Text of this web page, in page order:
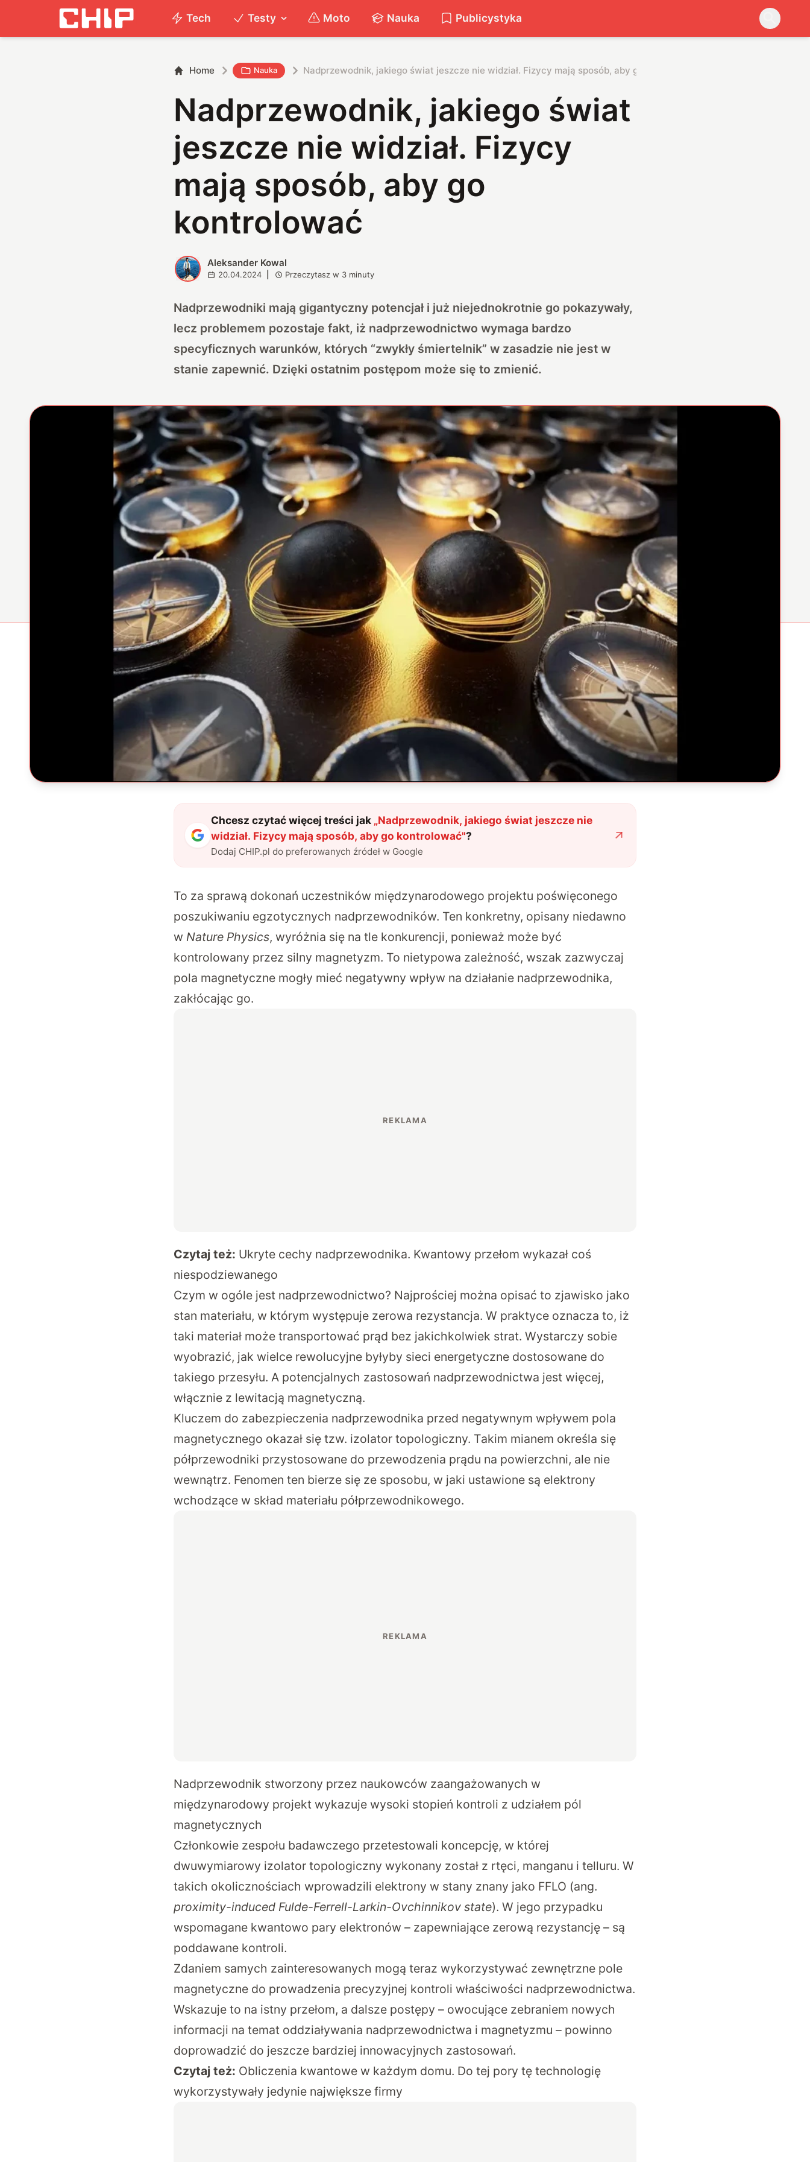
Tech Testy Moto Nauka Publicystyka
Home Nauka Nadprzewodnik, jakiego świat jeszcze nie widział. Fizycy mają sposób, aby go kontrolować
Nadprzewodnik, jakiego świat
jeszcze nie widział. Fizycy
mają sposób, aby go
kontrolować
A Aleksander Kowal
20.04.2024 Przeczytasz w 3 minuty
Nadprzewodniki mają gigantyczny potencjał i już niejednokrotnie go pokazywały,
lecz problemem pozostaje fakt, iż nadprzewodnictwo wymaga bardzo
specyficznych warunków, których “zwykły śmiertelnik” w zasadzie nie jest w
stanie zapewnić. Dzięki ostatnim postępom może się to zmienić.
Chcesz czytać więcej treści jak „Nadprzewodnik, jakiego świat jeszcze nie
widział. Fizycy mają sposób, aby go kontrolować"?
Dodaj CHIP.pl do preferowanych źródeł w Google
To za sprawą dokonań uczestników międzynarodowego projektu poświęconego
poszukiwaniu egzotycznych nadprzewodników. Ten konkretny, opisany niedawno
w Nature Physics, wyróżnia się na tle konkurencji, ponieważ może być
kontrolowany przez silny magnetyzm. To nietypowa zależność, wszak zazwyczaj
pola magnetyczne mogły mieć negatywny wpływ na działanie nadprzewodnika,
zakłócając go.
Czytaj też: Ukryte cechy nadprzewodnika. Kwantowy przełom wykazał coś
niespodziewanego
Czym w ogóle jest nadprzewodnictwo? Najprościej można opisać to zjawisko jako
stan materiału, w którym występuje zerowa rezystancja. W praktyce oznacza to, iż
taki materiał może transportować prąd bez jakichkolwiek strat. Wystarczy sobie
wyobrazić, jak wielce rewolucyjne byłyby sieci energetyczne dostosowane do
takiego przesyłu. A potencjalnych zastosowań nadprzewodnictwa jest więcej,
włącznie z lewitacją magnetyczną.
Kluczem do zabezpieczenia nadprzewodnika przed negatywnym wpływem pola
magnetycznego okazał się tzw. izolator topologiczny. Takim mianem określa się
półprzewodniki przystosowane do przewodzenia prądu na powierzchni, ale nie
wewnątrz. Fenomen ten bierze się ze sposobu, w jaki ustawione są elektrony
wchodzące w skład materiału półprzewodnikowego.
Nadprzewodnik stworzony przez naukowców zaangażowanych w
międzynarodowy projekt wykazuje wysoki stopień kontroli z udziałem pól
magnetycznych
Członkowie zespołu badawczego przetestowali koncepcję, w której
dwuwymiarowy izolator topologiczny wykonany został z rtęci, manganu i telluru. W
takich okolicznościach wprowadzili elektrony w stany znany jako FFLO (ang.
proximity-induced Fulde-Ferrell-Larkin-Ovchinnikov state). W jego przypadku
wspomagane kwantowo pary elektronów – zapewniające zerową rezystancję – są
poddawane kontroli.
Zdaniem samych zainteresowanych mogą teraz wykorzystywać zewnętrzne pole
magnetyczne do prowadzenia precyzyjnej kontroli właściwości nadprzewodnictwa.
Wskazuje to na istny przełom, a dalsze postępy – owocujące zebraniem nowych
informacji na temat oddziaływania nadprzewodnictwa i magnetyzmu – powinno
doprowadzić do jeszcze bardziej innowacyjnych zastosowań.
Czytaj też: Obliczenia kwantowe w każdym domu. Do tej pory tę technologię
wykorzystywały jedynie największe firmy